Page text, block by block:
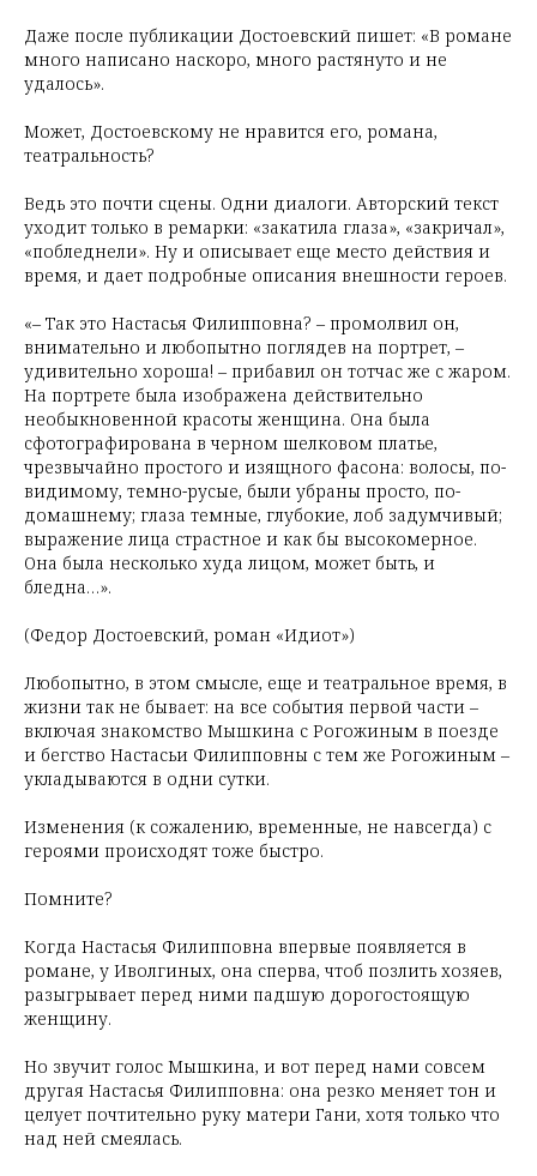
Даже после публикации Достоевский пишет: «В романе
много написано наскоро, много растянуто и не
удалось».
Может, Достоевскому не нравится его, романа,
театральность?
Ведь это почти сцены. Одни диалоги. Авторский текст
уходит только в ремарки: «закатила глаза», «закричал»,
«побледнели». Ну и описывает еще место действия и
время, и дает подробные описания внешности героев.
«– Так это Настасья Филипповна? – промолвил он,
внимательно и любопытно поглядев на портрет, –
удивительно хороша! – прибавил он тотчас же с жаром.
На портрете была изображена действительно
необыкновенной красоты женщина. Она была
сфотографирована в черном шелковом платье,
чрезвычайно простого и изящного фасона: волосы, по-
видимому, темно-русые, были убраны просто, по-
домашнему; глаза темные, глубокие, лоб задумчивый;
выражение лица страстное и как бы высокомерное.
Она была несколько худа лицом, может быть, и
бледна…».
(Федор Достоевский, роман «Идиот»)
Любопытно, в этом смысле, еще и театральное время, в
жизни так не бывает: на все события первой части –
включая знакомство Мышкина с Рогожиным в поезде
и бегство Настасьи Филипповны с тем же Рогожиным –
укладываются в одни сутки.
Изменения (к сожалению, временные, не навсегда) с
героями происходят тоже быстро.
Помните?
Когда Настасья Филипповна впервые появляется в
романе, у Иволгиных, она сперва, чтоб позлить хозяев,
разыгрывает перед ними падшую дорогостоящую
женщину.
Но звучит голос Мышкина, и вот перед нами совсем
другая Настасья Филипповна: она резко меняет тон и
целует почтительно руку матери Гани, хотя только что
над ней смеялась.